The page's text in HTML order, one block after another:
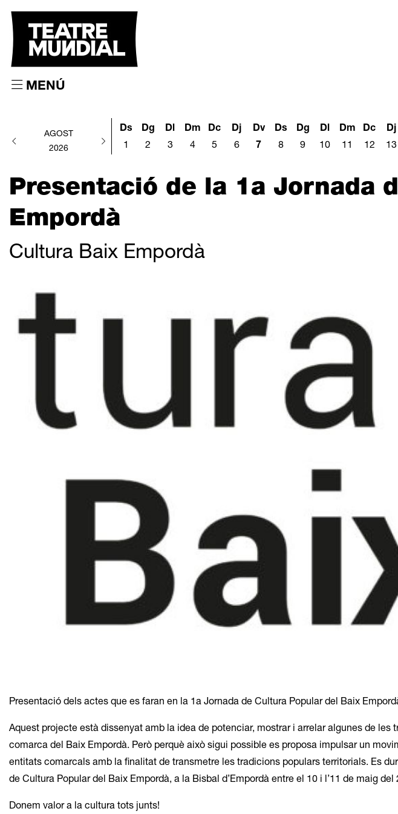
MENÚ
AGOST
2026
Ds
1
Dg
2
Dl
3
Dm
4
Dc
5
Dj
6
Dv
7
Ds
8
Dg
9
Dl
10
Dm
11
Dc
12
Dj
13
Presentació de la 1a Jornada
Empordà
Cultura Baix Empordà
Presentació dels actes que es faran en la 1a Jornada de Cultura Popular del Baix
Aquest projecte està dissenyat amb la idea de potenciar, mostrar i arrelar algunes de les
comarca del Baix Empordà. Però perquè això sigui possible es proposa impulsar un
entitats comarcals amb la finalitat de transmetre les tradicions populars territorials. Es
de Cultura Popular del Baix Empordà, a la Bisbal d’Empordà entre el 10 i l’11 de maig del
Donem valor a la cultura tots junts!